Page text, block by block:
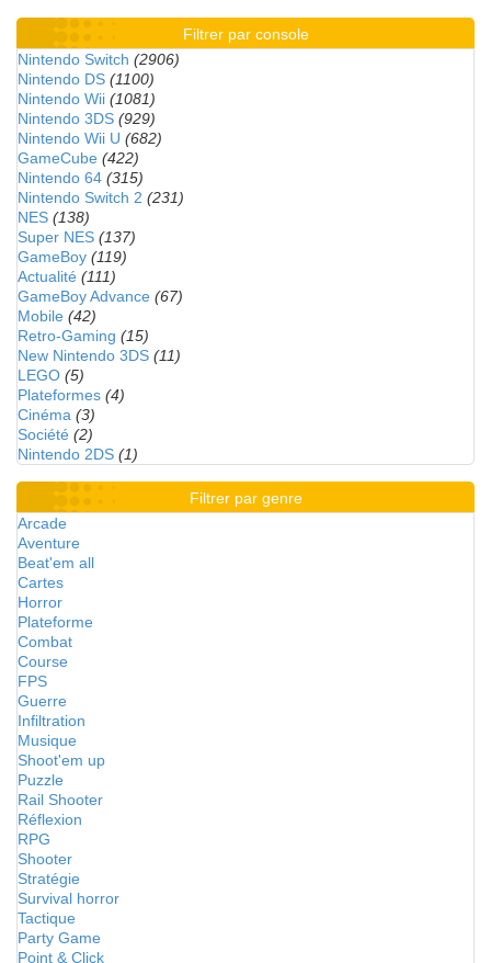
Filtrer par console
Nintendo Switch (2906)
Nintendo DS (1100)
Nintendo Wii (1081)
Nintendo 3DS (929)
Nintendo Wii U (682)
GameCube (422)
Nintendo 64 (315)
Nintendo Switch 2 (231)
NES (138)
Super NES (137)
GameBoy (119)
Actualité (111)
GameBoy Advance (67)
Mobile (42)
Retro-Gaming (15)
New Nintendo 3DS (11)
LEGO (5)
Plateformes (4)
Cinéma (3)
Société (2)
Nintendo 2DS (1)
Filtrer par genre
Arcade
Aventure
Beat'em all
Cartes
Horror
Plateforme
Combat
Course
FPS
Guerre
Infiltration
Musique
Shoot'em up
Puzzle
Rail Shooter
Réflexion
RPG
Shooter
Stratégie
Survival horror
Tactique
Party Game
Point & Click